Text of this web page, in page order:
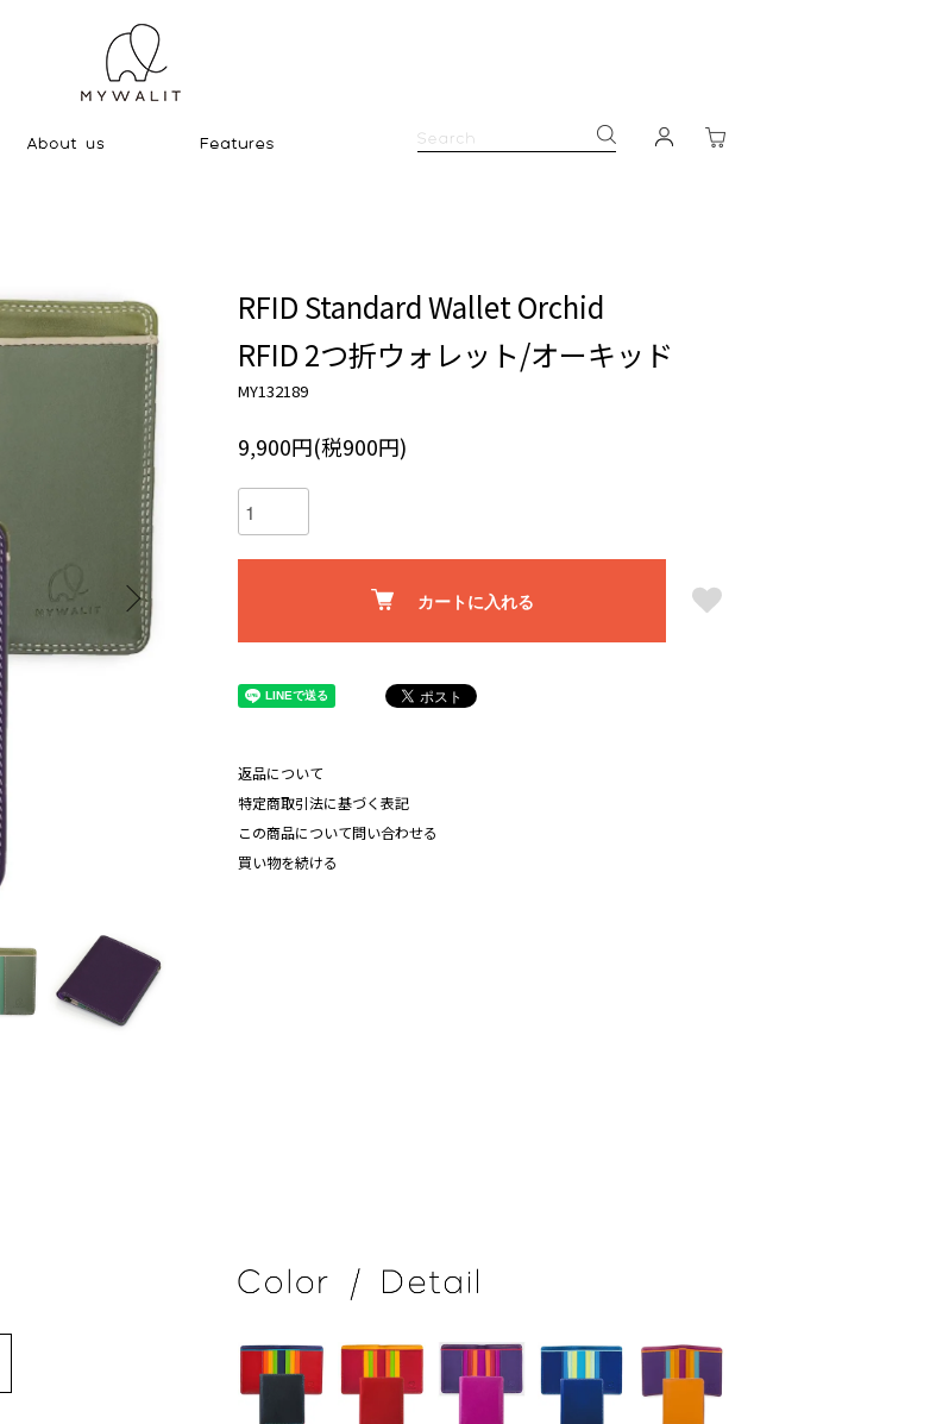
RFID Standard Wallet Orchid
RFID 2つ折ウォレット/オーキッド
MY132189
9,900円(税900円)
カートに入れる
返品について
特定商取引法に基づく表記
この商品について問い合わせる
買い物を続ける